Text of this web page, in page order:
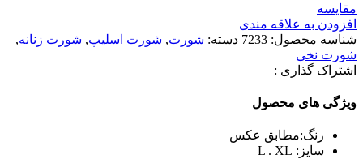
مقایسه
افزودن به علاقه مندی
شناسه محصول: 7233 دسته: شورت, شورت اسلیپ, شورت زنانه,
شورت نخی
اشتراک گذاری :
ویژگی های محصول
رنگ:مطابق عکس
سایز: L . XL